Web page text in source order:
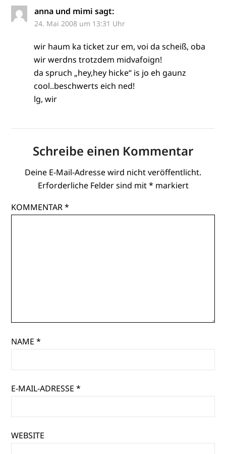
anna und mimi sagt:
24. Mai 2008 um 13:31 Uhr
wir haum ka ticket zur em, voi da scheiß, oba
wir werdns trotzdem midvafoign!
da spruch „hey,hey hicke“ is jo eh gaunz
cool..beschwerts eich ned!
lg, wir
Schreibe einen Kommentar
Deine E-Mail-Adresse wird nicht veröffentlicht.
Erforderliche Felder sind mit* markiert
KOMMENTAR*
NAME*
E-MAIL-ADRESSE*
WEBSITE